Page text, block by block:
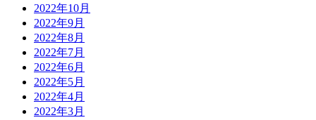
2022年10月
2022年9月
2022年8月
2022年7月
2022年6月
2022年5月
2022年4月
2022年3月